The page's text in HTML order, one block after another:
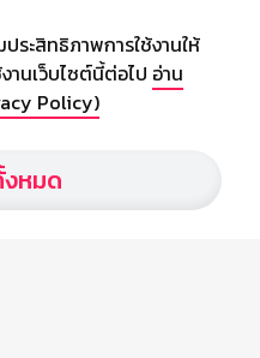
หาชน)
ะสิทธิภาพการใช้งานให้
านเว็บไซต์นี้ต่อไป อ่าน
Policy)
หมด